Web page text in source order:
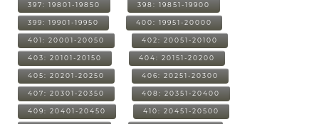
397: 19801-19850 398: 19851-19900
399: 19901-19950 400: 19951-20000
401: 20001-20050 402: 20051-20100
403: 20101-20150 404: 20151-20200
405: 20201-20250 406: 20251-20300
407: 20301-20350 408: 20351-20400
409: 20401-20450 410: 20451-20500